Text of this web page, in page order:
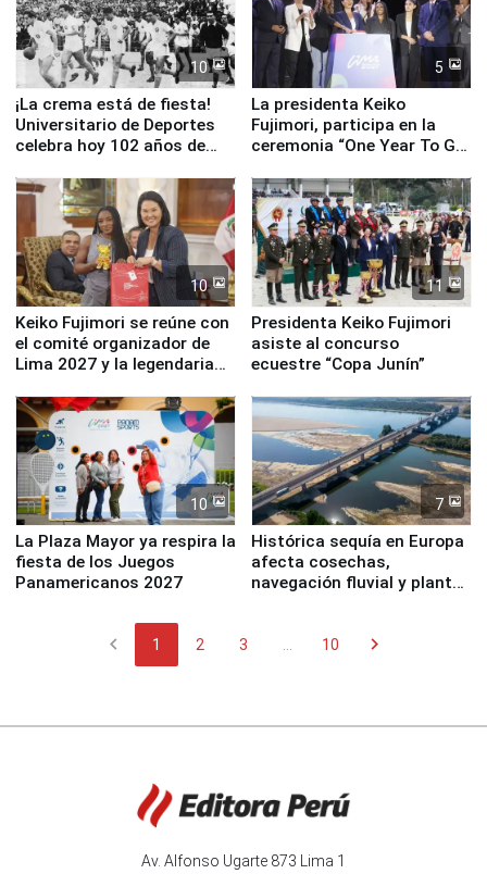
10
¡La crema está de fiesta!
Universitario de Deportes
celebra hoy 102 años de
5
La presidenta Keiko
Fujimori, participa en la
ceremonia “One Year To Go
10
Keiko Fujimori se reúne con
el comité organizador de
Lima 2027 y la legendaria
11
Presidenta Keiko Fujimori
asiste al concurso
ecuestre “Copa Junín”
10
La Plaza Mayor ya respira la
fiesta de los Juegos
Panamericanos 2027
7
Histórica sequía en Europa
afecta cosechas,
navegación fluvial y plantas
chevron_left 1 2 3 10 chevron_right
Av. Alfonso Ugarte 873 Lima 1